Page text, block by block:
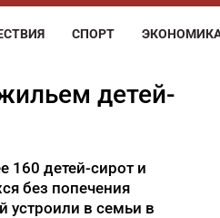
СПОРТ
160 детей-сирот и
без попечения
устроили в семьи в